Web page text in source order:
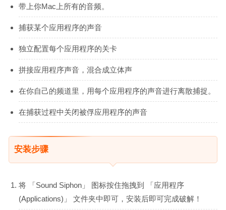
带上你Mac上所有的音频。
捕获某个应用程序的声音
独立配置每个应用程序的关卡
拼接应用程序声音，混合成立体声
在你自己的频道里，用每个应用程序的声音进行离散捕捉。
在捕获过程中关闭被俘应用程序的声音
安装步骤
将 「Sound Siphon」 图标按住拖拽到 「应用程序
(Applications)」 文件夹中即可，安装后即可完成破解！